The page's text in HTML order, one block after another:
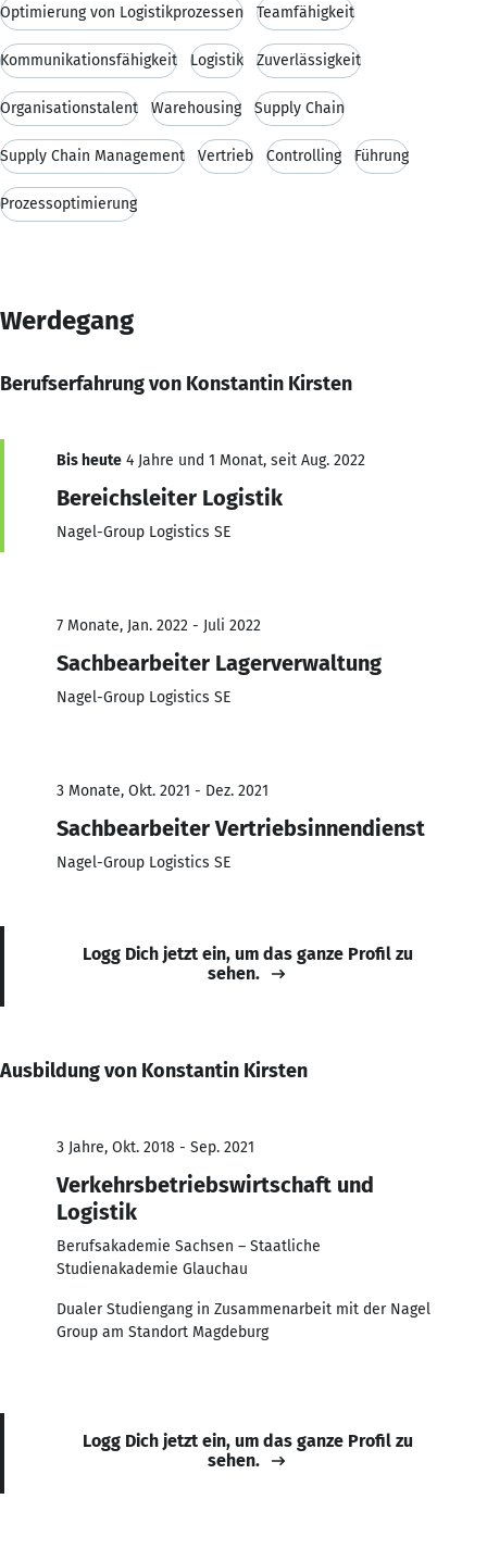
Optimierung von Logistikprozessen Teamfähigkeit
Kommunikationsfähigkeit Logistik Zuverlässigkeit
Organisationstalent Warehousing Supply Chain
Supply Chain Management Vertrieb Controlling Führung
Prozessoptimierung
Werdegang
Berufserfahrung von Konstantin Kirsten
Bis heute 4 Jahre und 1 Monat, seit Aug. 2022
Bereichsleiter Logistik
Nagel-Group Logistics SE
7 Monate, Jan. 2022 - Juli 2022
Sachbearbeiter Lagerverwaltung
Nagel-Group Logistics SE
3 Monate, Okt. 2021 - Dez. 2021
Sachbearbeiter Vertriebsinnendienst
Nagel-Group Logistics SE
Logg Dich jetzt ein, um das ganze Profil zu
sehen.
Ausbildung von Konstantin Kirsten
3 Jahre, Okt. 2018 - Sep. 2021
Verkehrsbetriebswirtschaft und
Logistik
Berufsakademie Sachsen – Staatliche
Studienakademie Glauchau
Dualer Studiengang in Zusammenarbeit mit der Nagel
Group am Standort Magdeburg
Logg Dich jetzt ein, um das ganze Profil zu
sehen.